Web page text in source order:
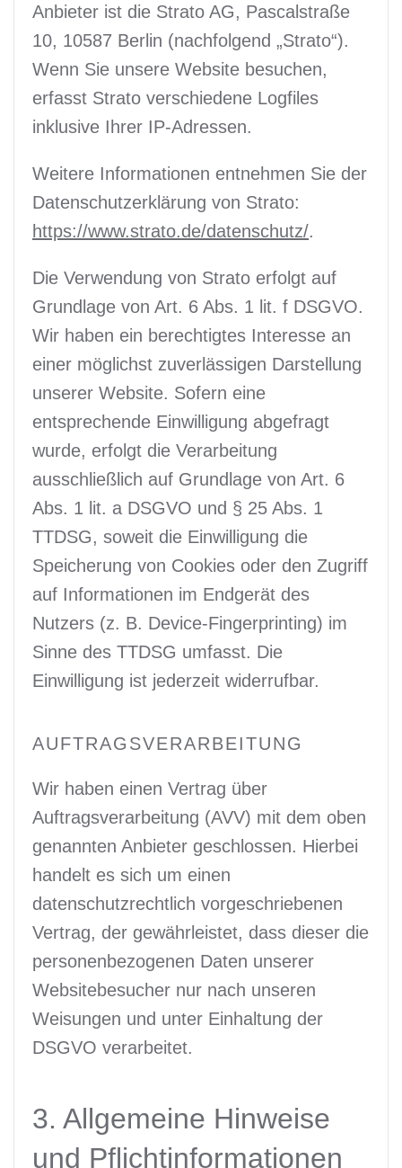
Anbieter ist die Strato AG, Pascalstraße
10, 10587 Berlin (nachfolgend „Strato“).
Wenn Sie unsere Website besuchen,
erfasst Strato verschiedene Logfiles
inklusive Ihrer IP-Adressen.
Weitere Informationen entnehmen Sie der
Datenschutzerklärung von Strato:
https://www.strato.de/datenschutz/.
Die Verwendung von Strato erfolgt auf
Grundlage von Art. 6 Abs. 1 lit. f DSGVO.
Wir haben ein berechtigtes Interesse an
einer möglichst zuverlässigen Darstellung
unserer Website. Sofern eine
entsprechende Einwilligung abgefragt
wurde, erfolgt die Verarbeitung
ausschließlich auf Grundlage von Art. 6
Abs. 1 lit. a DSGVO und § 25 Abs. 1
TTDSG, soweit die Einwilligung die
Speicherung von Cookies oder den Zugriff
auf Informationen im Endgerät des
Nutzers (z. B. Device-Fingerprinting) im
Sinne des TTDSG umfasst. Die
Einwilligung ist jederzeit widerrufbar.
AUFTRAGSVERARBEITUNG
Wir haben einen Vertrag über
Auftragsverarbeitung (AVV) mit dem oben
genannten Anbieter geschlossen. Hierbei
handelt es sich um einen
datenschutzrechtlich vorgeschriebenen
Vertrag, der gewährleistet, dass dieser die
personenbezogenen Daten unserer
Websitebesucher nur nach unseren
Weisungen und unter Einhaltung der
DSGVO verarbeitet.
3. Allgemeine Hinweise
und Pflicht­informationen